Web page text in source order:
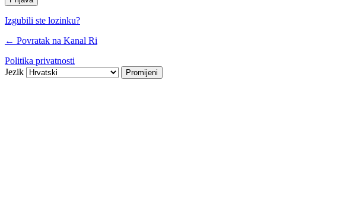
Izgubili ste lozinku?
← Povratak na Kanal Ri
Politika privatnosti
Jezik